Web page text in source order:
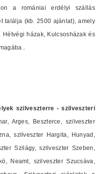
a romániai erdélyi szállás
találja (kb. 2500 ajánlat), amely
Hétvégi házak, Kulcsosházak és
szilveszterre - szilveszteri
Arges, Beszterce, szilveszter
szilveszter Hargita, Hunyad,
Szilágy, szilveszter Szeben,
Neamt, szilveszter Szucsáva,